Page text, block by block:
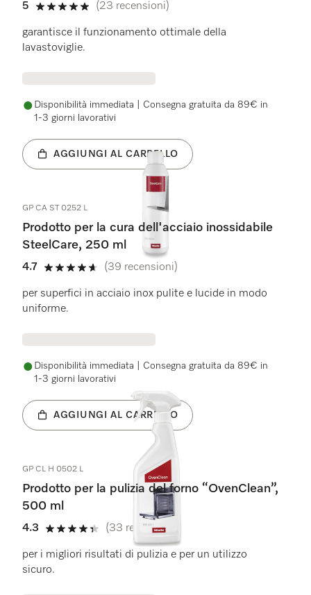
5
5 stelle su 5
(23 recensioni)
garantisce il funzionamento ottimale della
lavastoviglie.
Disponibilità immediata | Consegna gratuita da 89€ in
1-3 giorni lavorativi
AGGIUNGI AL CARRELLO
GP CA ST 0252 L
Prodotto per la cura dell'acciaio inossidabile
SteelCare, 250 ml
4.7
4.7 stelle su 5
(39 recensioni)
per superfici in acciaio inox pulite e lucide in modo
uniforme.
Disponibilità immediata | Consegna gratuita da 89€ in
1-3 giorni lavorativi
AGGIUNGI AL CARRELLO
GP CL H 0502 L
Prodotto per la pulizia del forno “OvenClean”,
500 ml
4.3
4.3 stelle su 5
(33 recensioni)
per i migliori risultati di pulizia e per un utilizzo
sicuro.